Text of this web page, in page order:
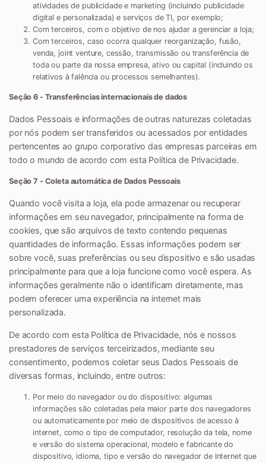
atividades de publicidade e marketing (incluindo publicidade
digital e personalizada) e serviços de TI, por exemplo;
Com terceiros, com o objetivo de nos ajudar a gerenciar a loja;
Com terceiros, caso ocorra qualquer reorganização, fusão,
venda, joint venture, cessão, transmissão ou transferência de
toda ou parte da nossa empresa, ativo ou capital (incluindo os
relativos à falência ou processos semelhantes).
Seção 6 - Transferências internacionais de dados
Dados Pessoais e informações de outras naturezas coletadas
por nós podem ser transferidos ou acessados por entidades
pertencentes ao grupo corporativo das empresas parceiras em
todo o mundo de acordo com esta Política de Privacidade.
Seção 7 - Coleta automática de Dados Pessoais
Quando você visita a loja, ela pode armazenar ou recuperar
informações em seu navegador, principalmente na forma de
cookies, que são arquivos de texto contendo pequenas
quantidades de informação. Essas informações podem ser
sobre você, suas preferências ou seu dispositivo e são usadas
principalmente para que a loja funcione como você espera. As
informações geralmente não o identificam diretamente, mas
podem oferecer uma experiência na internet mais
personalizada.
De acordo com esta Política de Privacidade, nós e nossos
prestadores de serviços terceirizados, mediante seu
consentimento, podemos coletar seus Dados Pessoais de
diversas formas, incluindo, entre outros:
Por meio do navegador ou do dispositivo: algumas
informações são coletadas pela maior parte dos navegadores
ou automaticamente por meio de dispositivos de acesso à
internet, como o tipo de computador, resolução da tela, nome
e versão do sistema operacional, modelo e fabricante do
dispositivo, idioma, tipo e versão do navegador de Internet que